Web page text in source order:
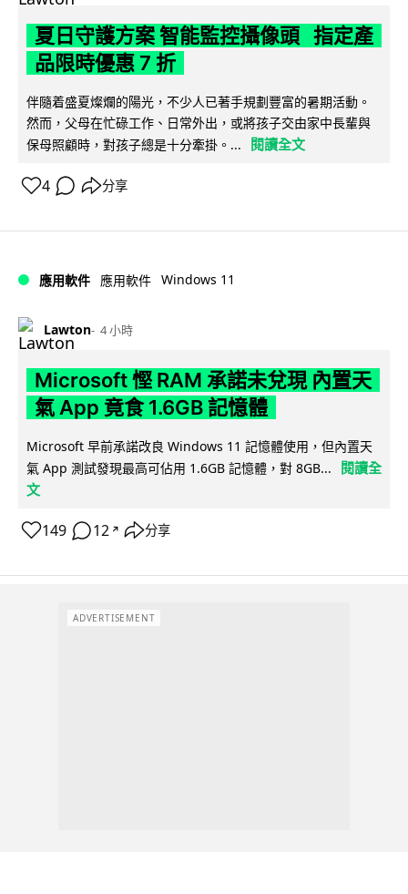
夏日守護方案 智能監控攝像頭 指定產
品限時優惠 7 折
伴隨着盛夏燦爛的陽光，不少人已著手規劃豐富的暑期活動。
然而，父母在忙碌工作、日常外出，或將孩子交由家中長輩與
保母照顧時，對孩子總是十分牽掛。...
閱讀全文
4 分享
應用軟件 應用軟件 Windows 11
Lawton 4 小時
Microsoft 慳 RAM 承諾未兌現 內置天
氣 App 竟食 1.6GB 記憶體
Microsoft 早前承諾改良 Windows 11 記憶體使用，但內置天
氣 App 測試發現最高可佔用 1.6GB 記憶體，對 8GB...
閱讀全
文
149 12 ↗ 分享
ADVERTISEMENT